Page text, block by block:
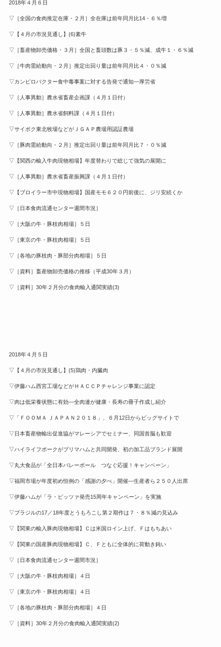
2018年４月６日
▽［全国の食肉推定在庫・２月］全在庫は前年同月比14・６％増
▽【４月の市況見通し】(6)素牛
▽［畜産物卸売価格・３月］全国と畜頭数は豚３・５％減、成牛１・６％減
▽［牛肉需給動向・２月］推定出回り量は前年同月比４・０％減
▽カンピロバクター食中毒事案に対する告発で通知—厚労省
▽［人事異動］農水省畜産企画課（４月１日付）
▽［人事異動］農水省飼料課（４月１日付）
▽サイボク東北牧場などがＪＧＡＰ農場用認証農場
▽［豚肉需給動向・２月］推定出回り量は前年同月比７・０％減
▽【関西の輸入牛肉現物相場】年度替わりで総じて強気の展開に
▽［人事異動］農水省畜産振興課（４月１日付）
▽【ブロイラー市中現物相場】国産モモ６２０円前後に、ジリ安続くか
▽［日本食肉流通センター週間市況］
▽［大阪の牛・豚枝肉相場］５日
▽［東京の牛・豚枝肉相場］５日
▽［各地の豚枝肉・豚部分肉相場］５日
▽［資料］畜産物卸売価格の推移（平成30年３月）
▽［資料］30年２月分の食肉輸入通関実績(3)
2018年４月５日
▽【４月の市況見通し】(5)鶏肉・内臓肉
▽伊藤ハム西宮工場などがＨＡＣＣＰチャレンジ事業に認定
▽肉は低栄養状態に有効—全肉連が健康・長寿の冊子作成し紹介
▽「ＦＯＯＭＡ ＪＡＰＡＮ２０１８」、６月12日からビッグサイトで
▽日本畜産物輸出促進協がマレーシアでセミナー、同国首脳も歓迎
▽ハイライフポークがプリマハムと共同開発、初の加工品ブランド展開
▽丸大食品が「全日本バレーボール つなぐ応援！キャンペーン」
▽福岡市場が年度初め恒例の「感謝の夕べ」開催—生産者ら２５０人出席
▽伊藤ハムが「ラ・ピッツァ発売15周年キャンペーン」を実施
▽ブラジルの17／18年度とうもろこし第２期作は７・８％減の見込み
▽【関東の輸入豚肉現物相場】Ｃは米国ロイン上げ、Ｆはもちあい
▽【関東の国産豚肉現物相場】Ｃ、Ｆともに全体的に荷動き鈍い
▽［日本食肉流通センター週間市況］
▽［大阪の牛・豚枝肉相場］４日
▽［東京の牛・豚枝肉相場］４日
▽［各地の豚枝肉・豚部分肉相場］４日
▽［資料］30年２月分の食肉輸入通関実績(2)